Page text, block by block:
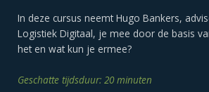
In deze cursus neemt Hugo Bankers,
Logistiek Digitaal, je mee door de basis
het en wat kun je ermee?
Geschatte tijdsduur: 20 minuten